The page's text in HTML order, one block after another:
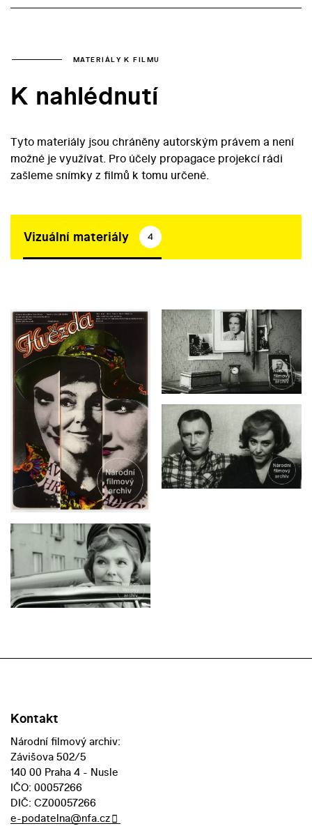
MATERIÁLY K FILMU
K nahlédnutí
Tyto materiály jsou chráněny autorským právem a není
možné je využívat. Pro účely propagace projekcí rádi
zašleme snímky z filmů k tomu určené.
Vizuální materiály 4
Kontakt
Národní filmový archiv:
Závišova 502/5
140 00 Praha 4 - Nusle
IČO: 00057266
DIČ: CZ00057266
e-podatelna@nfa.cz